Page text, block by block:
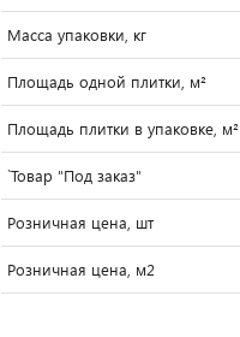
Масса упаковки, кг
Площадь одной плитки, м²
Площадь плитки в упаковке, м²
`Товар "Под заказ"
Розничная цена, шт
Розничная цена, м2